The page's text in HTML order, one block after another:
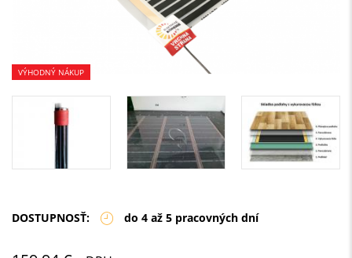
VÝHODNÝ NÁKUP
DOSTUPNOSŤ: do 4 až 5 pracovných dní